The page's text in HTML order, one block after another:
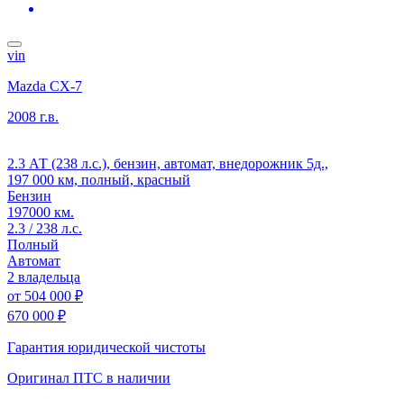
vin
Mazda CX-7
2008 г.в.
2.3 АТ (238 л.с.), бензин, автомат, внедорожник 5д.,
197 000 км, полный, красный
Бензин
197000 км.
2.3 / 238 л.с.
Полный
Автомат
2 владельца
от 504 000 ₽
670 000 ₽
Гарантия юридической чистоты
Оригинал ПТС в наличии